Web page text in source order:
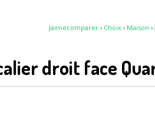
Jaimecomparer› Choix› Maison ›
droit face